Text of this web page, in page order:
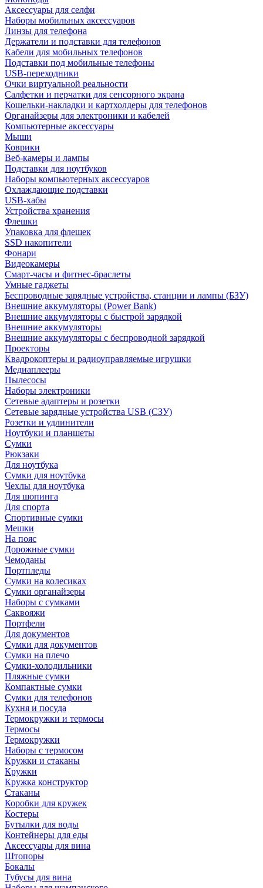
Аксессуары для селфи
Наборы мобильных аксессуаров
Линзы для телефона
Держатели и подставки для телефонов
Кабели для мобильных телефонов
Подставки под мобильные телефоны
USB-переходники
Очки виртуальной реальности
Салфетки и перчатки для сенсорного экрана
Кошельки-накладки и картхолдеры для телефонов
Органайзеры для электроники и кабелей
Компьютерные аксессуары
Мыши
Коврики
Веб-камеры и лампы
Подставки для ноутбуков
Наборы компьютерных аксессуаров
Охлаждающие подставки
USB-хабы
Устройства хранения
Флешки
Упаковка для флешек
SSD накопители
Фонари
Видеокамеры
Смарт-часы и фитнес-браслеты
Умные гаджеты
Беспроводные зарядные устройства, станции и лампы (БЗУ)
Внешние аккумуляторы (Power Bank)
Внешние аккумуляторы с быстрой зарядкой
Внешние аккумуляторы
Внешние аккумуляторы с беспроводной зарядкой
Проекторы
Квадрокоптеры и радиоуправляемые игрушки
Медиаплееры
Пылесосы
Наборы электроники
Сетевые адаптеры и розетки
Сетевые зарядные устройства USB (СЗУ)
Розетки и удлинители
Ноутбуки и планшеты
Сумки
Рюкзаки
Для ноутбука
Сумки для ноутбука
Чехлы для ноутбука
Для шопинга
Для спорта
Спортивные сумки
Мешки
На пояс
Дорожные сумки
Чемоданы
Портпледы
Сумки на колесиках
Сумки органайзеры
Наборы с сумками
Саквояжи
Портфели
Для документов
Сумки для документов
Сумки на плечо
Сумки-холодильники
Пляжные сумки
Компактные сумки
Сумки для телефонов
Кухня и посуда
Термокружки и термосы
Термосы
Термокружки
Наборы с термосом
Кружки и стаканы
Кружки
Кружка конструктор
Стаканы
Коробки для кружек
Костеры
Бутылки для воды
Контейнеры для еды
Аксессуары для вина
Штопоры
Бокалы
Тубусы для вина